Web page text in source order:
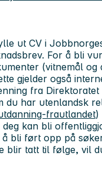
ut CV i
For å bli
(vitnemål og
gjelder også
fra
du har utenlandsk
frautlandet)
kan bli
bli ført opp på
blir tatt til følge, vil